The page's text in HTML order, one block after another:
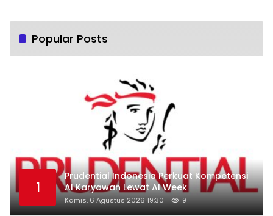
Popular Posts
1
Prudential Indonesia Perkuat Kompetensi
AI Karyawan Lewat AI Week
Kamis, 6 Agustus 2026 19:30 9